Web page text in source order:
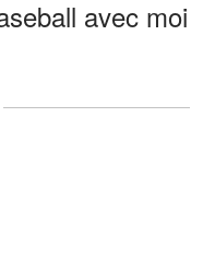
avec moi